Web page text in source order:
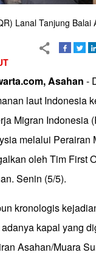
Lanal Tanjung
Asahan -
laut Indonesia
Migran Indonesia
melalui Perairan
oleh Tim First
Senin (5/5).
kronologis
kapal yang
Asahan/Muara